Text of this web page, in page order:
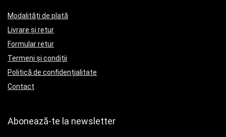
Modalități de plată
Livrare și retur
Formular retur
Termeni și condiții
Politică de confidențialitate
Contact
Abonează-te la newsletter